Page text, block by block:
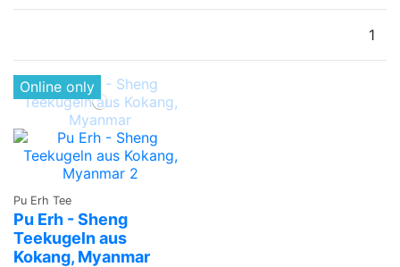
1
Online only
Pu Erh Tee
Pu Erh - Sheng
Teekugeln aus
Kokang, Myanmar